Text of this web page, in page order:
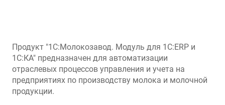
Продукт "1С:Молокозавод. Модуль для 1С:ERP и
1С:КА" предназначен для автоматизации
отраслевых процессов управления и учета на
предприятиях по производству молока и молочной
продукции.